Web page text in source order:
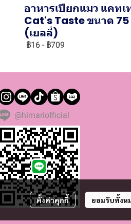
อาหารเปียกแมว แคทเ
Cat's Taste ขนาด 75
(เยลลี่)
฿16 - ฿709
ตั้งค่าคุกกี้ ยอมรับทั้งห
@himariofficial